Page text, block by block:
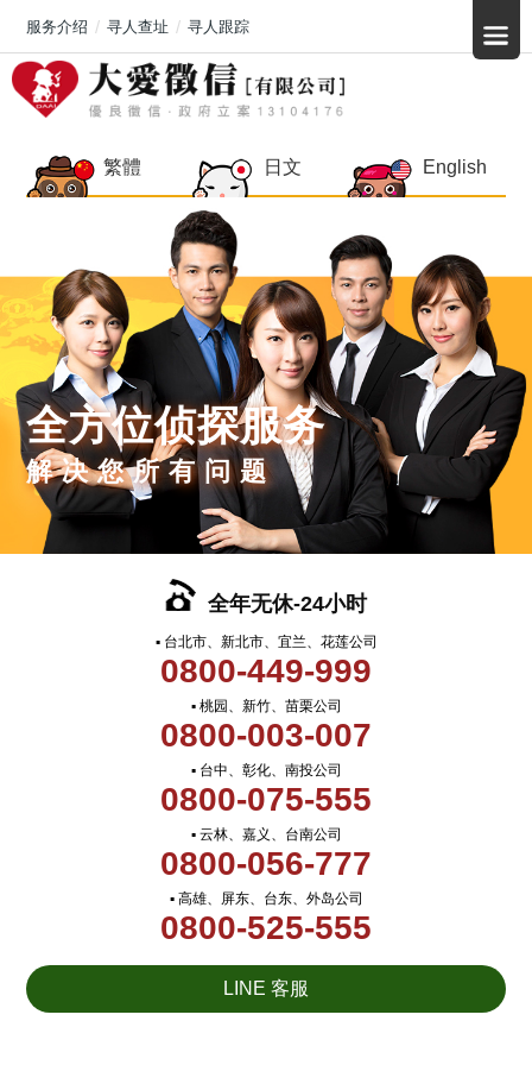
繁體 日文 English
全方位侦探服务
解决您所有问题
全年无休-24小时
▪ 台北市、新北市、宜兰、花莲公司
0800-449-999
▪ 桃园、新竹、苗栗公司
0800-003-007
▪ 台中、彰化、南投公司
0800-075-555
▪ 云林、嘉义、台南公司
0800-056-777
▪ 高雄、屏东、台东、外岛公司
0800-525-555
LINE 客服
服务介绍 寻人查址 寻人跟踪